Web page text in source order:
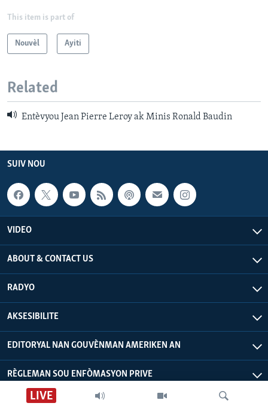
LIVE
This item is part of
Nouvèl Ayiti
Related
Entèvyou Jean Pierre Leroy ak Minis Ronald Baudin
SUIV NOU
VIDEO
ABOUT & CONTACT US
RADYO
AKSESIBILITE
EDITORYAL NAN GOUVÈNMAN AMERIKEN AN
RÈGLEMAN SOU ENFÒMASYON PRIVE